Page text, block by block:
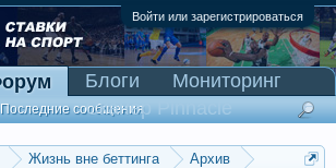
Войти или зарегистрироваться
Жизнь вне беттинга
Архив
Последние сообщения
Блоги
Мониторинг
Сканер Pinnacle